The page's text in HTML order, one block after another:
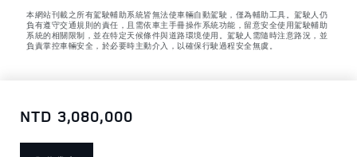
NTD 3,080,000
本網站刊載之所有駕駛輔助系統皆無法使車輛自動駕駛，僅為輔助工具。駕駛人仍
負有遵守交通規則的責任，且需依車主手冊操作系統功能，留意安全使用駕駛輔助
系統的相關限制，並在特定天候條件與道路環境使用。駕駛人需隨時注意路況，並
負責掌控車輛安全，於必要時主動介入，以確保行駛過程安全無虞。